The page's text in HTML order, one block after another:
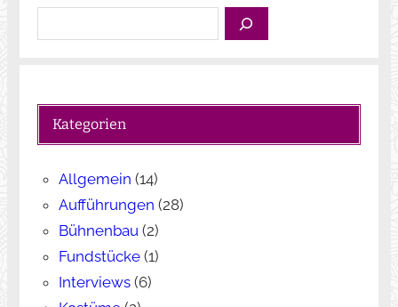
u
n
Kategorien
Allgemein (14)
Aufführungen (28)
Bühnenbau(2)
Fundstücke(1)
Interviews(6)